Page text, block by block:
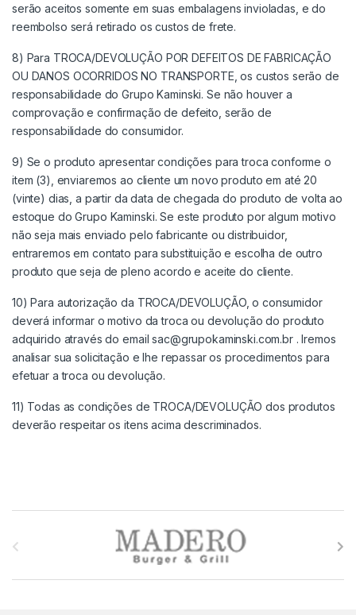
serão aceitos somente em suas embalagens invioladas, e do
reembolso será retirado os custos de frete.
8) Para TROCA/DEVOLUÇÃO POR DEFEITOS DE FABRICAÇÃO
OU DANOS OCORRIDOS NO TRANSPORTE, os custos serão de
responsabilidade do Grupo Kaminski. Se não houver a
comprovação e confirmação de defeito, serão de
responsabilidade do consumidor.
9) Se o produto apresentar condições para troca conforme o
item (3), enviaremos ao cliente um novo produto em até 20
(vinte) dias, a partir da data de chegada do produto de volta ao
estoque do Grupo Kaminski. Se este produto por algum motivo
não seja mais enviado pelo fabricante ou distribuidor,
entraremos em contato para substituição e escolha de outro
produto que seja de pleno acordo e aceite do cliente.
10) Para autorização da TROCA/DEVOLUÇÃO, o consumidor
deverá informar o motivo da troca ou devolução do produto
adquirido através do emailsac@grupokaminski.com.br. Iremos
analisar sua solicitação e lhe repassar os procedimentos para
efetuar a troca ou devolução.
11) Todas as condições de TROCA/DEVOLUÇÃO dos produtos
deverão respeitar os itens acima descriminados.